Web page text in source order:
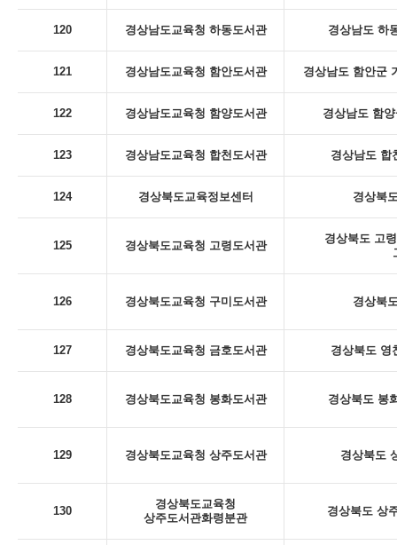
120 경상남도교육청 하동도서관 경상남도 하
121 경상남도교육청 함안도서관 경상남도 함안군
122 경상남도교육청 함양도서관 경상남도 함
123 경상남도교육청 합천도서관 경상남도 합
124 경상북도교육정보센터 경상북
125 경상북도교육청 고령도서관
경상북도 고
126 경상북도교육청 구미도서관 경상북
127 경상북도교육청 금호도서관 경상북도 영
128 경상북도교육청 봉화도서관 경상북도 봉
129 경상북도교육청 상주도서관 경상북도
130
경상북도교육청
상주도서관화령분관
경상북도 상